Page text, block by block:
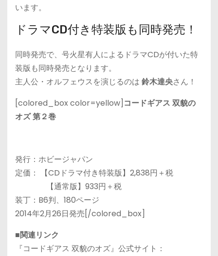
います。
ドラマCD付き特装版も同時発売！
同時発売で、号火星有人によるドラマCDが付いた特
装版も同時発売となります。
主人公・オルフェウスを演じるのは 鈴木達央さん！
[colored_box color=yellow] コードギアス 双貌の
オズ 第２巻
発行：ホビージャパン
定価： 【CDドラマ付き特装版】2,838円＋税
【通常版】933円＋税
装丁：B6判、180ページ
2014年2月26日発売[/colored_box]
■関連リンク
『コードギアス 双貌のオズ』公式サイト：